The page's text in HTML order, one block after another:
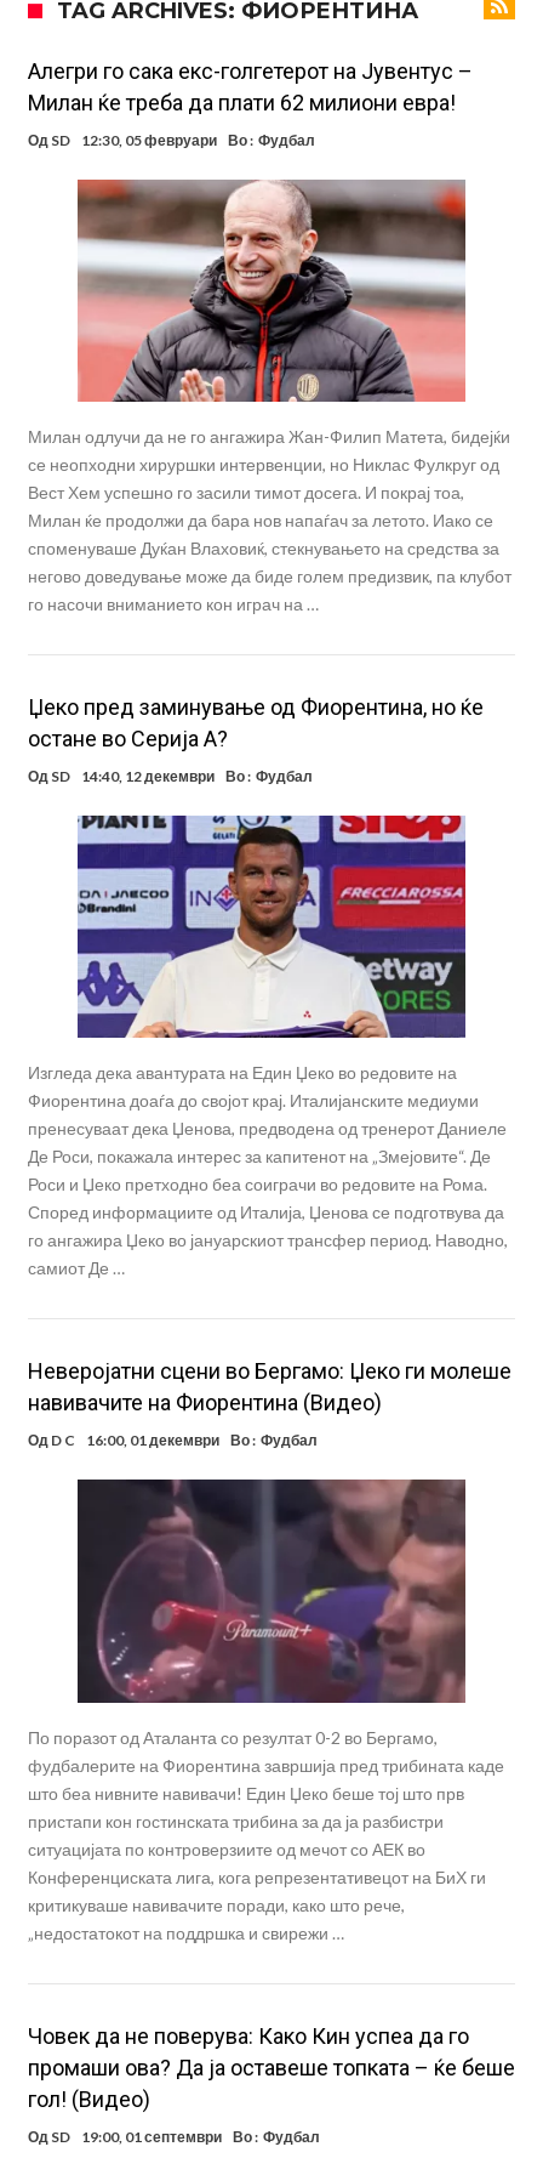
Мадрид само поради Алварез
Капитен на познат клуб претепан до смрт пред својот дом – цела
држава бара правда!
Шпанија „трепери“ поради нешто што се чекаше со недели:
Винисиус Жуниор одлучи!
Имал сè, но страдал во тишина: Бивша ѕвезда на Челси откри
мрачна тајна на фудбалот
Објавени детали: Дали Инфантино планираше да создаде
Суперлига на ФИФА?
Никој не очекуваше: Очајниот Јулијан Алварез го направи тоа што
беше неизбежно
Гимараеш успешно ги мина медицинските прегледи во Арсенал
Нов рекорд на Меси при враќање во тимот на Интер Мајами
TAG ARCHIVES: ФИОРЕНТИНА
Aлегри го сака екс-голгетерот на Јувентус –
Милан ќе треба да плати 62 милиони евра!
Од SD 12:30, 05 февруари Во : Фудбал
Милан одлучи да не го ангажира Жан-Филип Матета, бидејќи
се неопходни хируршки интервенции, но Никлас Фулкруг од
Вест Хем успешно го засили тимот досега. И покрај тоа,
Милан ќе продолжи да бара нов напаѓач за летото. Иако се
споменуваше Дуќан Влаховиќ, стекнувањето на средства за
негово доведување може да биде голем предизвик, па клубот
го насочи вниманието кон играч на …
Џеко пред заминување од Фиорентина, но ќе
остане во Серија А?
Од SD 14:40, 12 декември Во : Фудбал
Изгледа дека авантурата на Един Џеко во редовите на
Фиорентина доаѓа до својот крај. Италијанските медиуми
пренесуваат дека Џенова, предводена од тренерот Даниеле
Де Роси, покажала интерес за капитенот на „Змејовите“. Де
Роси и Џеко претходно беа соиграчи во редовите на Рома.
Според информациите од Италија, Џенова се подготвува да
го ангажира Џеко во јануарскиот трансфер период. Наводно,
самиот Де …
Неверојатни сцени во Бергамо: Џеко ги молеше
навивачите на Фиорентина (Видео)
Од D C 16:00, 01 декември Во : Фудбал
По поразот од Аталанта со резултат 0-2 во Бергамо,
фудбалерите на Фиорентина завршија пред трибината каде
што беа нивните навивачи! Един Џеко беше тој што прв
пристапи кон гостинската трибина за да ја разбистри
ситуацијата по контроверзиите од мечот со АЕК во
Конференциската лига, кога репрезентативецот на БиХ ги
критикуваше навивачите поради, како што рече,
„недостатокот на поддршка и свирежи …
Човек да не поверува: Како Кин успеа да го
промаши ова? Да ја оставеше топката – ќе беше
гол! (Видео)
Од SD 19:00, 01 септември Во : Фудбал